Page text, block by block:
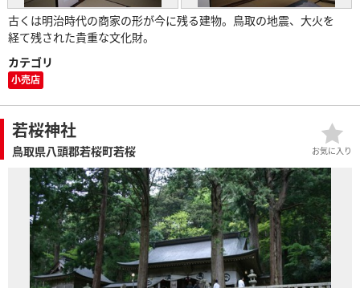
古くは明治時代の商家の形が今に残る建物。鳥取の地震、大火を
経て残された貴重な文化財。
カテゴリ
小売店
若桜神社
鳥取県八頭郡若桜町若桜 お気に入り